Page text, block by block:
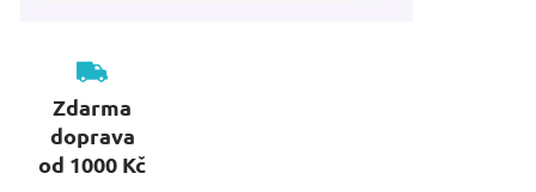
Zdarma
doprava
od 1000 Kč